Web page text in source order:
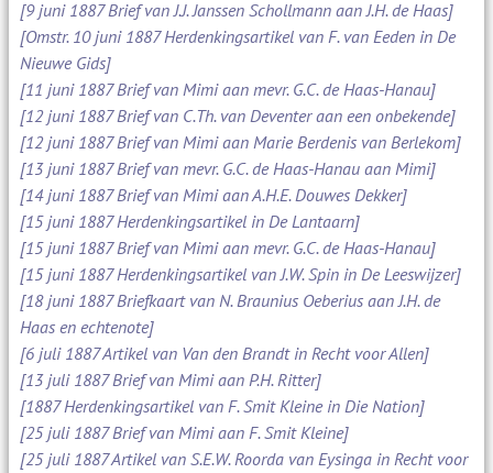
[9 juni 1887 Brief van J.J. Janssen Schollmann aan J.H. de Haas]
[Omstr. 10 juni 1887 Herdenkingsartikel van F. van Eeden in De
Nieuwe Gids]
[11 juni 1887 Brief van Mimi aan mevr. G.C. de Haas-Hanau]
[12 juni 1887 Brief van C.Th. van Deventer aan een onbekende]
[12 juni 1887 Brief van Mimi aan Marie Berdenis van Berlekom]
[13 juni 1887 Brief van mevr. G.C. de Haas-Hanau aan Mimi]
[14 juni 1887 Brief van Mimi aan A.H.E. Douwes Dekker]
[15 juni 1887 Herdenkingsartikel in De Lantaarn]
[15 juni 1887 Brief van Mimi aan mevr. G.C. de Haas-Hanau]
[15 juni 1887 Herdenkingsartikel van J.W. Spin in De Leeswijzer]
[18 juni 1887 Briefkaart van N. Braunius Oeberius aan J.H. de
Haas en echtenote]
[6 juli 1887 Artikel van Van den Brandt in Recht voor Allen]
[13 juli 1887 Brief van Mimi aan P.H. Ritter]
[1887 Herdenkingsartikel van F. Smit Kleine in Die Nation]
[25 juli 1887 Brief van Mimi aan F. Smit Kleine]
[25 juli 1887 Artikel van S.E.W. Roorda van Eysinga in Recht voor